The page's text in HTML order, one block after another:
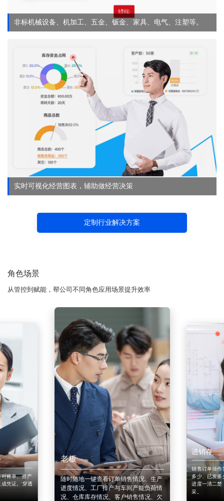
非标机械设备、机加工、五金、钣金、家具、电气、注塑等。
实时可视化经营图表，辅助做经营决策
定制行业解决方案
角色场景
从管控到赋能，帮公司不同角色应用场景提升效率
账单、资产
凭证。'穿透
老板
随时随地一键查看订单销售情况、生产
进度情况、工厂排产与车间产能负荷情
况、仓库库存情况、客户销售情况、欠
进销存
销售订单操作
多少、已发多
进度一清二楚
采。